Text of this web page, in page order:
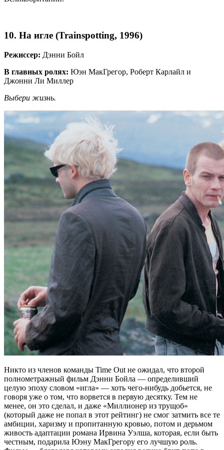
10. На игле (Trainspotting, 1996)
Режиссер: Дэнни Бойл
В главных ролях: Юэн МакГрегор, Роберт Карлайл и
Джонни Ли Миллер
Выбери жизнь.
Никто из членов команды Time Out не ожидал, что второй
полнометражный фильм Дэнни Бойла — определивший
целую эпоху словом «игла» — хоть чего-нибудь добьется, не
говоря уже о том, что ворвется в первую десятку. Тем не
менее, он это сделал, и даже «Миллионер из трущоб»
(который даже не попал в этот рейтинг) не смог затмить все те
амбиции, харизму и пропитанную кровью, потом и дерьмом
живость адаптации романа Ирвина Уэлша, которая, если быть
честным, подарила Юэну МакГрегору его лучшую роль.